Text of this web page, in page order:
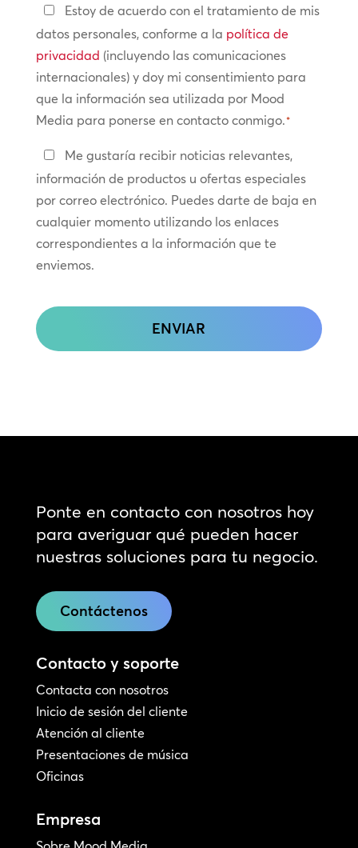
Política
de
privacidad
*
Estoy de acuerdo con el tratamiento de mis
datos personales, conforme a la política de
privacidad (incluyendo las comunicaciones
internacionales) y doy mi consentimiento para
que la información sea utilizada por Mood
Media para ponerse en contacto conmigo.*
Manténte
en
contacto
Me gustaría recibir noticias relevantes,
información de productos u ofertas especiales
por correo electrónico. Puedes darte de baja en
cualquier momento utilizando los enlaces
correspondientes a la información que te
enviemos.
Ponte en contacto con nosotros hoy
para averiguar qué pueden hacer
nuestras soluciones para tu negocio.
Contáctenos
Contacto y soporte
Contacta con nosotros
Inicio de sesión del cliente
Atención al cliente
Presentaciones de música
Oficinas
Empresa